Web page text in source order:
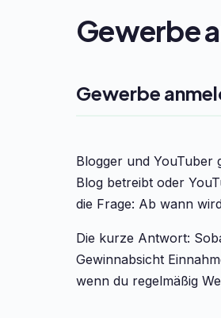
Gewerbe
Gewerbe
Blogger und YouTuber
Blog betreibt oder
die Frage: Ab wann
Die kurze Antwort:
Gewinnabsicht
wenn du regelmäßig